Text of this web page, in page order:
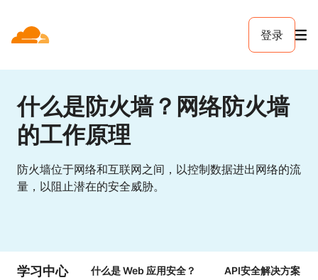
登录
什么是防火墙？网络防火墙
的工作原理
防火墙位于网络和互联网之间，以控制数据进出网络的流
量，以阻止潜在的安全威胁。
学习中心 什么是 Web 应用安全？ API安全解决方案 |